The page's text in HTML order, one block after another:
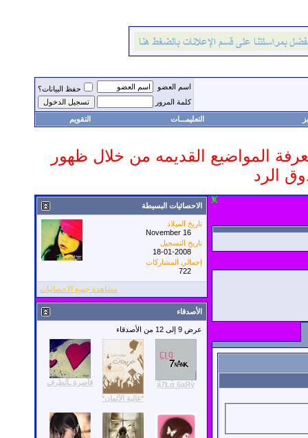
اسم العضو
حفظ البيانات؟
كلمة المرور
التعليمـــات التقويم
المواضيع القديمه من خلال ظهور
الرد
الاحصائيات البسيطة
تاريخ الميلاد
November 16
تاريخ التسجيل
18-01-2008
إجمالي المشاركات
722
مشاهدة جميع الاحصائيات
الأصدقاء
عرض 9 إلى 12 من الأصدقاء
ặ7Łά 6ạЯỳ
*غالية الأثمان*
قآصرة ـآلطرف